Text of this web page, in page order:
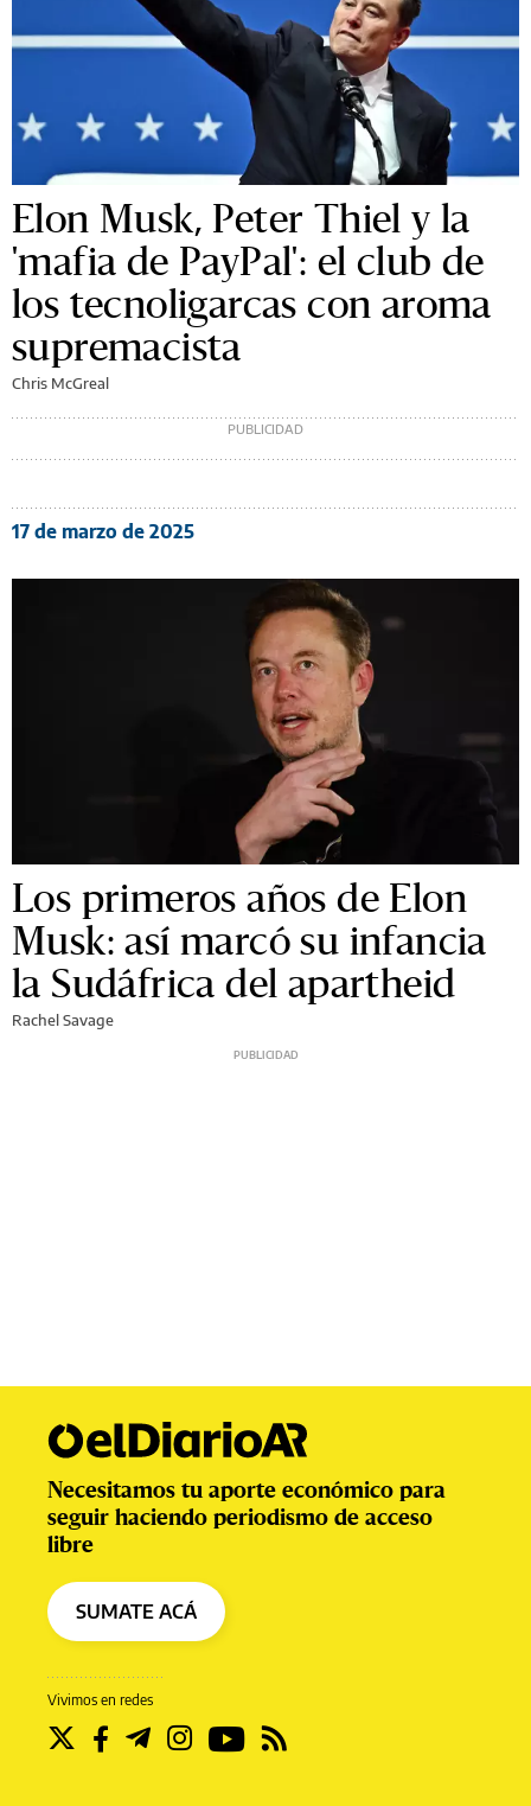
Elon Musk, Peter Thiel y la
'mafia de PayPal': el club de
los tecnoligarcas con aroma
supremacista
Chris McGreal
17 de marzo de 2025
Los primeros años de Elon
Musk: así marcó su infancia
la Sudáfrica del apartheid
Rachel Savage
Vivimos en redes
Necesitamos tu aporte económico para
seguir haciendo periodismo de acceso
libre
SUMATE ACÁ